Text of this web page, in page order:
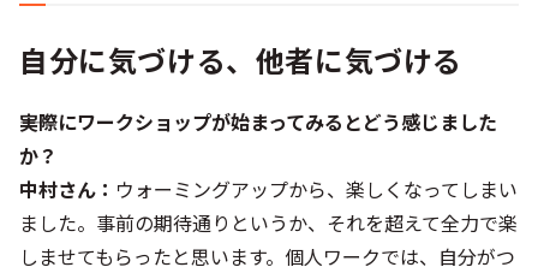
自分に気づける、他者に気づける
――実際にワークショップが始まってみるとどう感じました
か？
中村さん： ウォーミングアップから、楽しくなってしまい
ました。事前の期待通りというか、それを超えて全力で楽
しませてもらったと思います。個人ワークでは、自分がつ